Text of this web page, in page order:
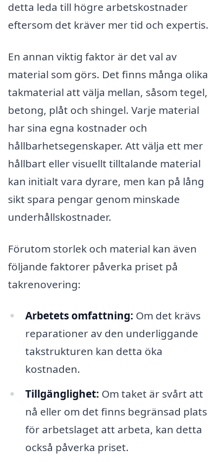
detta leda till högre arbetskostnader
eftersom det kräver mer tid och expertis.
En annan viktig faktor är det val av
material som görs. Det finns många olika
takmaterial att välja mellan, såsom tegel,
betong, plåt och shingel. Varje material
har sina egna kostnader och
hållbarhetsegenskaper. Att välja ett mer
hållbart eller visuellt tilltalande material
kan initialt vara dyrare, men kan på lång
sikt spara pengar genom minskade
underhållskostnader.
Förutom storlek och material kan även
följande faktorer påverka priset på
takrenovering:
Arbetets omfattning: Om det krävs
reparationer av den underliggande
takstrukturen kan detta öka
kostnaden.
Tillgänglighet: Om taket är svårt att
nå eller om det finns begränsad plats
för arbetslaget att arbeta, kan detta
också påverka priset.